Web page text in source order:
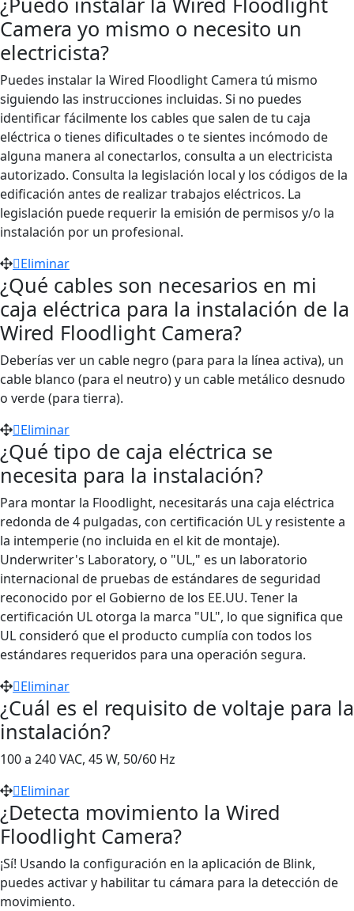
Camera yo mismo o necesito un
electricista?
Puedes instalar la Wired Floodlight Camera tú mismo
siguiendo las instrucciones incluidas. Si no puedes
identificar fácilmente los cables que salen de tu caja
eléctrica o tienes dificultades o te sientes incómodo de
alguna manera al conectarlos, consulta a un electricista
autorizado. Consulta la legislación local y los códigos de la
edificación antes de realizar trabajos eléctricos. La
legislación puede requerir la emisión de permisos y/o la
instalación por un profesional.
Eliminar
¿Qué cables son necesarios en mi
caja eléctrica para la instalación de la
Wired Floodlight Camera?
Deberías ver un cable negro (para para la línea activa), un
cable blanco (para el neutro) y un cable metálico desnudo
o verde(para tierra).
Eliminar
¿Qué tipo de caja eléctrica se
necesita para la instalación?
Para montar la Floodlight, necesitarás una caja eléctrica
redonda de 4 pulgadas, con certificación UL y resistente a
la intemperie (no incluida en el kit de montaje).
Underwriter's Laboratory, o "UL," es un laboratorio
internacional de pruebas de estándares de seguridad
reconocido por el Gobierno de los EE.UU. Tener la
certificación UL otorga la marca "UL", lo que significa que
UL consideró que el producto cumplía con todos los
estándares requeridos para una operación segura.
Eliminar
¿Cuál es el requisito de voltaje para la
instalación?
100 a 240 VAC, 45 W, 50/60 Hz
Eliminar
¿Detecta movimiento la Wired
Floodlight Camera?
¡Sí! Usando la configuración en la aplicación de Blink,
puedes activar y habilitar tu cámara para la detección de
movimiento.